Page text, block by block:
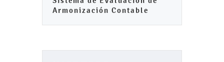
Armonización Contable